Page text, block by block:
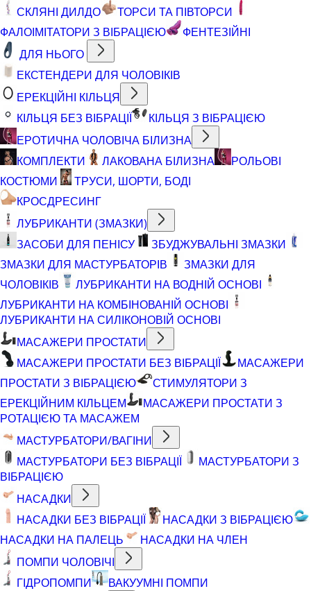
СКЛЯНІ ДИЛДО
ТОРСИ ТА ПІВТОРСИ
ФАЛОІМІТАТОРИ З ВІБРАЦІЄЮ
ФЕНТЕЗІЙНІ
ДЛЯ НЬОГО
ЕКСТЕНДЕРИ ДЛЯ ЧОЛОВІКІВ
ЕРЕКЦІЙНІ КІЛЬЦЯ
КІЛЬЦЯ БЕЗ ВІБРАЦІЇ
КІЛЬЦЯ З ВІБРАЦІЄЮ
ЕРОТИЧНА ЧОЛОВІЧА БІЛИЗНА
КОМПЛЕКТИ
ЛАКОВАНА БІЛИЗНА
РОЛЬОВІ
КОСТЮМИ
ТРУСИ, ШОРТИ, БОДІ
КРОСДРЕСИНГ
ЛУБРИКАНТИ (ЗМАЗКИ)
ЗАСОБИ ДЛЯ ПЕНІСУ
ЗБУДЖУВАЛЬНІ ЗМАЗКИ
ЗМАЗКИ ДЛЯ МАСТУРБАТОРІВ
ЗМАЗКИ ДЛЯ
ЧОЛОВІКІВ
ЛУБРИКАНТИ НА ВОДНІЙ ОСНОВІ
ЛУБРИКАНТИ НА КОМБІНОВАНІЙ ОСНОВІ
ЛУБРИКАНТИ НА СИЛІКОНОВІЙ ОСНОВІ
МАСАЖЕРИ ПРОСТАТИ
МАСАЖЕРИ ПРОСТАТИ БЕЗ ВІБРАЦІЇ
МАСАЖЕРИ
ПРОСТАТИ З ВІБРАЦІЄЮ
СТИМУЛЯТОРИ З
ЕРЕКЦІЙНИМ КІЛЬЦЕМ
МАСАЖЕРИ ПРОСТАТИ З
РОТАЦІЄЮ ТА МАСАЖЕМ
МАСТУРБАТОРИ/ВАГІНИ
МАСТУРБАТОРИ БЕЗ ВІБРАЦІЇ
МАСТУРБАТОРИ З
ВІБРАЦІЄЮ
НАСАДКИ
НАСАДКИ БЕЗ ВІБРАЦІЇ
НАСАДКИ З ВІБРАЦІЄЮ
НАСАДКИ НА ПАЛЕЦЬ
НАСАДКИ НА ЧЛЕН
ПОМПИ ЧОЛОВІЧІ
ГІДРОПОМПИ
ВАКУУМНІ ПОМПИ